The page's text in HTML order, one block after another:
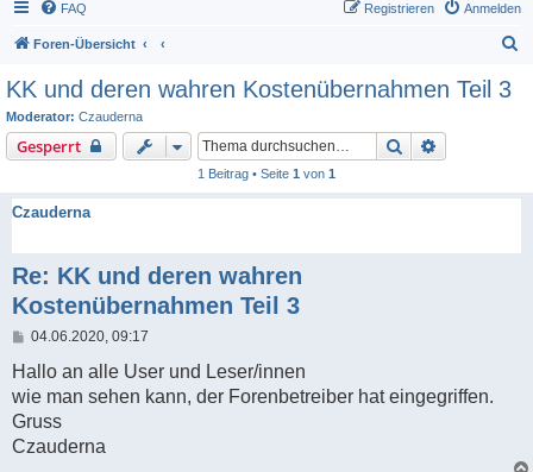
FAQ Anmelden
Registrieren
Foren-Übersicht
KK und deren wahren Kostenübernahmen Teil 3
Moderator: Czauderna
Gesperrt Suche
1 Beitrag • Seite 1 von 1
Czauderna
Re: KK und deren wahren
Kostenübernahmen Teil 3
B
i
r
a
04.06.2020, 09:17
Hallo an alle User und Leser/innen
wie man sehen kann, der Forenbetreiber hat eingegriffen.
Gruss
Czauderna